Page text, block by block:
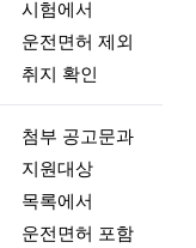
시험에서
운전면허 제외
취지 확인
첨부 공고문과
지원대상
목록에서
운전면허 포함